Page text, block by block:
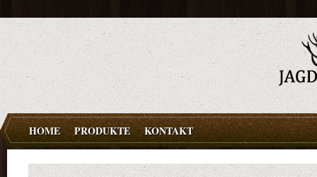
HOME PRODUKTE KONTAKT